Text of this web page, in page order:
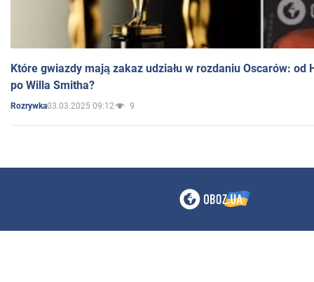
Które gwiazdy mają zakaz udziału w rozdaniu Oscarów: od
po Willa Smitha?
Rozrywka03.03.2025 09:12 9